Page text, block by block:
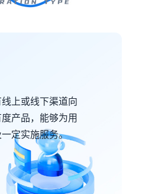
上或线下渠道向
产品，能够为用
定实施服务。